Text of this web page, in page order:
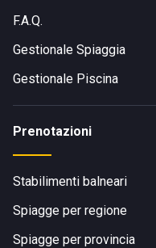
F.A.Q.
Gestionale Spiaggia
Gestionale Piscina
Prenotazioni
Stabilimenti balneari
Spiagge per regione
Spiagge per provincia